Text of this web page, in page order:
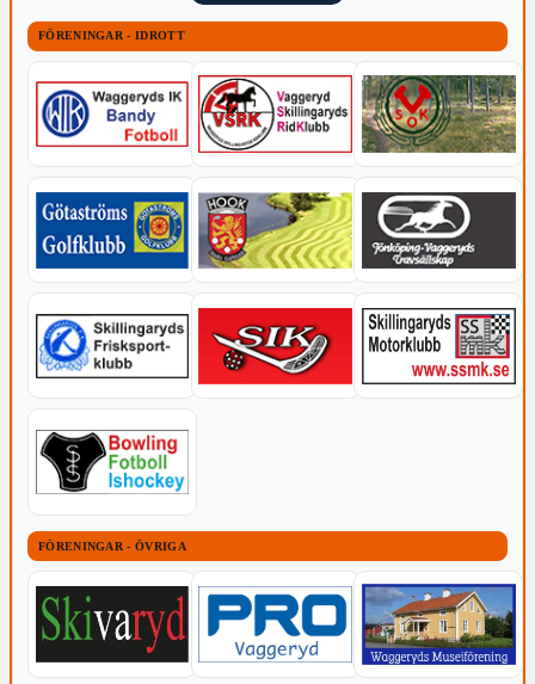
FÖRENINGAR - IDROTT
FÖRENINGAR - ÖVRIGA